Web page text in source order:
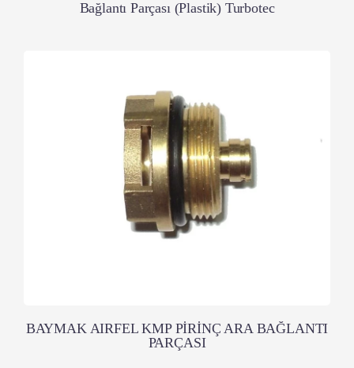
Bağlantı Parçası (Plastik) Turbotec
BAYMAK AIRFEL KMP PİRİNÇ ARA BAĞLANTI
PARÇASI